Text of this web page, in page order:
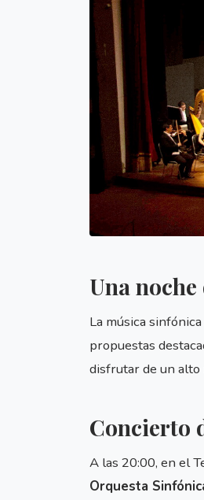
Una
La música
propuestas
disfrutar de un
Concierto
A las 20:00, en el
Orquesta